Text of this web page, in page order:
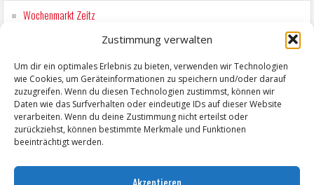
Zustimmung verwalten
Um dir ein optimales Erlebnis zu bieten, verwenden wir Technologien
wie Cookies, um Geräteinformationen zu speichern und/oder darauf
zuzugreifen. Wenn du diesen Technologien zustimmst, können wir
Daten wie das Surfverhalten oder eindeutige IDs auf dieser Website
verarbeiten. Wenn du deine Zustimmung nicht erteilst oder
zurückziehst, können bestimmte Merkmale und Funktionen
beeinträchtigt werden.
Akzeptieren
Wochenmarkt Zeitz
EINFACH LESEN im August 2026 H.P. Richter - DAMALS WAR ES FRIEDRICH
Workshop für Kinder: Stop-Motion mit LEGO® & Robotik